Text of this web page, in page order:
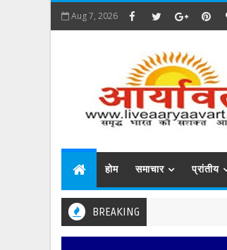
Aug 7, 2026
होम समाचार प्रांतीय
BREAKING